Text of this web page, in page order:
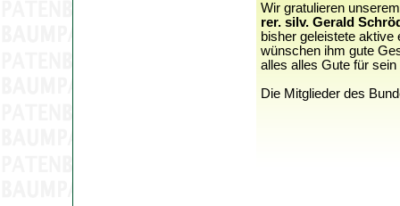
Wir gratulieren
rer. silv. Gerald
bisher geleistete aktive
wünschen ihm gute
alles alles Gute für
Die Mitglieder des